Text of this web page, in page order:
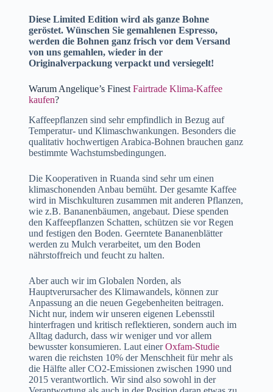
Diese Limited Edition wird als ganze Bohne
geröstet. Wünschen Sie gemahlenen Espresso,
werden die Bohnen ganz frisch vor dem Versand
von uns gemahlen, wieder in der
Originalverpackung verpackt und versiegelt!
Warum Angelique’s Finest Fairtrade Klima-Kaffee
kaufen?
Kaffeepflanzen sind sehr empfindlich in Bezug auf
Temperatur- und Klimaschwankungen. Besonders die
qualitativ hochwertigen Arabica-Bohnen brauchen ganz
bestimmte Wachstumsbedingungen.
Die Kooperativen in Ruanda sind sehr um einen
klimaschonenden Anbau bemüht. Der gesamte Kaffee
wird in Mischkulturen zusammen mit anderen Pflanzen,
wie z.B. Bananenbäumen, angebaut. Diese spenden
den Kaffeepflanzen Schatten, schützen sie vor Regen
und festigen den Boden. Geerntete Bananenblätter
werden zu Mulch verarbeitet, um den Boden
nährstoffreich und feucht zu halten.
Aber auch wir im Globalen Norden, als
Hauptverursacher des Klimawandels, können zur
Anpassung an die neuen Gegebenheiten beitragen.
Nicht nur, indem wir unseren eigenen Lebensstil
hinterfragen und kritisch reflektieren, sondern auch im
Alltag dadurch, dass wir weniger und vor allem
bewusster konsumieren. Laut einerOxfam-Studie
waren die reichsten 10% der Menschheit für mehr als
die Hälfte aller CO2-Emissionen zwischen 1990 und
2015 verantwortlich. Wir sind also sowohl in der